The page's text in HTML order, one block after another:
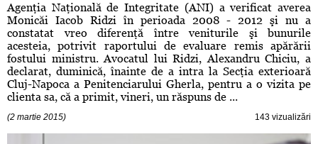
Agenţia Naţională de Integritate (ANI) a verificat averea
Monicăi Iacob Ridzi în perioada 2008 - 2012 şi nu a
constatat vreo diferenţă între veniturile şi bunurile
acesteia, potrivit raportului de evaluare remis apărării
fostului ministru. Avocatul lui Ridzi, Alexandru Chiciu, a
declarat, duminică, înainte de a intra la Secţia exterioară
Cluj-Napoca a Penitenciarului Gherla, pentru a o vizita pe
clienta sa, că a primit, vineri, un răspuns de ...
(2 martie 2015) 143 vizualizări